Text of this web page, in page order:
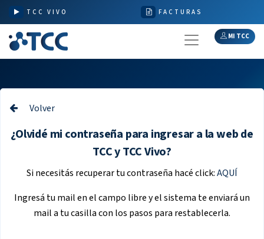
TCC VIVO FACTURAS
MI TCC
Volver
¿Olvidé mi contraseña para ingresar a la web de
TCC y TCC Vivo?
Si necesitás recuperar tu contraseña hacé click:AQUÍ
Ingresá tu mail en el campo libre y el sistema te enviará un
mail a tu casilla con los pasos para restablecerla.